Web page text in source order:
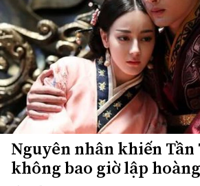
Nguyên nhân khiến
không bao giờ lập